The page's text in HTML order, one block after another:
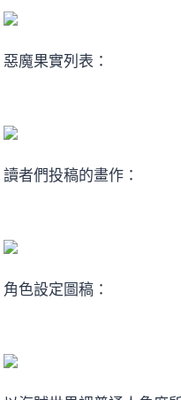
惡魔果實列表：
讀者們投稿的畫作：
角色設定圖稿：